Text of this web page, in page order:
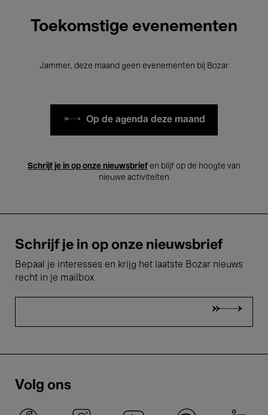
Toekomstige evenementen
Jammer, deze maand geen evenementen bij Bozar
Op de agenda deze maand
Schrijf je in op onze nieuwsbrief en blijf op de hoogte van
nieuwe activiteiten
Schrijf je in op onze nieuwsbrief
Bepaal je interesses en krijg het laatste Bozar nieuws
recht in je mailbox
Volg ons